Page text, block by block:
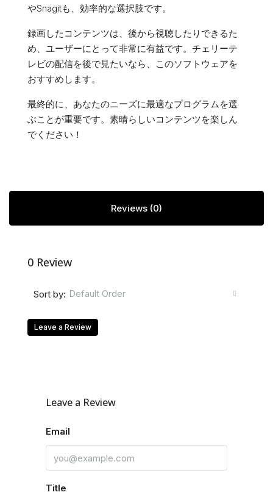
やSnagitも、効率的な選択肢です。
録画したコンテンツは、後から視聴したりできるた
め、ユーザーにとって非常に有益です。チェリーテ
レビの配信を後で見たいなら、このソフトウェアを
おすすめします。
最終的に、あなたのニーズに最適なプログラムを選
ぶことが重要です。素晴らしいコンテンツを楽しん
でください！
Reviews (0)
0 Review
Sort by: Default Order
Leave a Review
Leave a Review
Email
Title